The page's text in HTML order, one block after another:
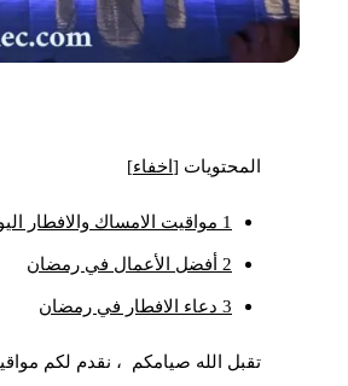
المحتويات [اخفاء]
1 مواقيت الامساك والافطار اليوم
2 أفضل الأعمال في رمضان
3 دعاء الافطار في رمضان